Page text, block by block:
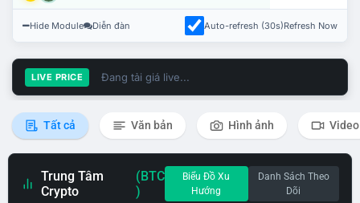
Hide Module Diễn đàn Auto-refresh (30s)Refresh Now
LIVE PRICE Đang tải giá live...
Tất cả Văn bản Hình ảnh Video
Trung Tâm
Crypto
(BTC
)
Biểu Đồ Xu
Hướng
Danh Sách Theo
Dõi